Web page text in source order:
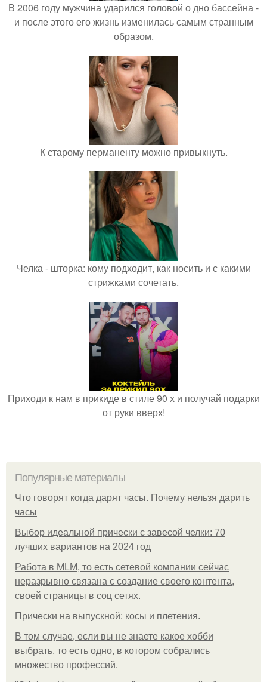
В 2006 году мужчина ударился головой о дно бассейна -
и после этого его жизнь изменилась самым странным
образом.
К старому перманенту можно привыкнуть.
Челка - шторка: кому подходит, как носить и с какими
стрижками сочетать.
Приходи к нам в прикиде в стиле 90 х и получай подарки
от руки вверх!
Популярные материалы
Что говорят когда дарят часы. Почему нельзя дарить
часы
Выбор идеальной прически с завесой челки: 70
лучших вариантов на 2024 год
Работа в MLM, то есть сетевой компании сейчас
неразрывно связана с создание своего контента,
своей страницы в соц сетях.
Прически на выпускной: косы и плетения.
В том случае, если вы не знаете какое хобби
выбрать, то есть одно, в котором собрались
множество профессий.